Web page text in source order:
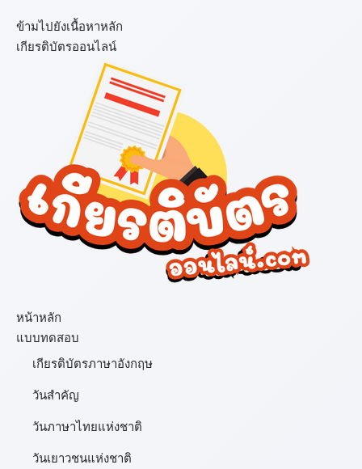
ข้ามไปยังเนื้อหาหลัก
เกียรติบัตรออนไลน์
หน้าหลัก
แบบทดสอบ
เกียรติบัตรภาษาอังกฤษ
วันสำคัญ
วันภาษาไทยแห่งชาติ
วันเยาวชนแห่งชาติ